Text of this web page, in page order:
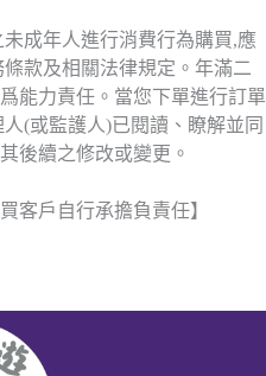
成年人進行消費行為購買,應
款及相關法律規定。年滿二
能力責任。當您下單進行訂單
(或監護人)已閱讀、瞭解並同
後續之修改或變更。
客戶自行承擔負責任】